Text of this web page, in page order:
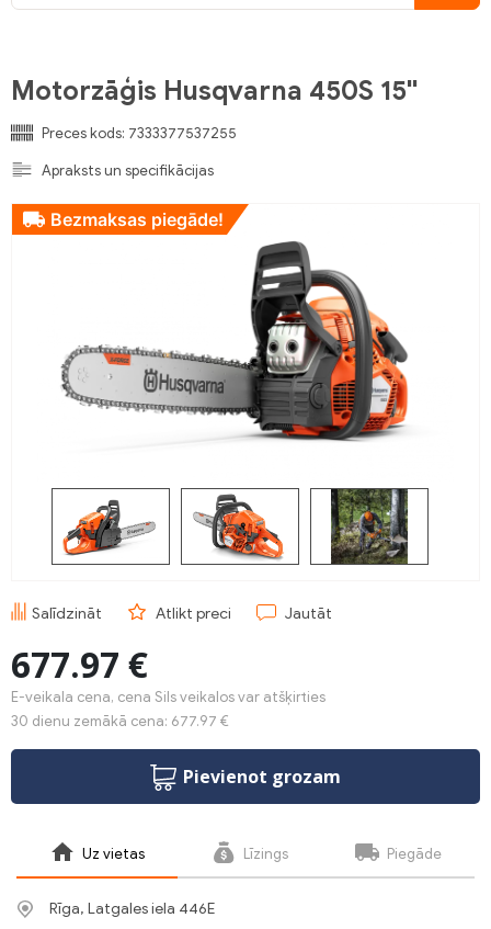
Motorzāģis Husqvarna 450S 15''
Preces kods: 7333377537255
Apraksts un specifikācijas
Bezmaksas piegāde!
Salīdzināt Atlikt preci Jautāt
677.97 €
E-veikala cena, cena Sils veikalos var atšķirties
30 dienu zemākā cena: 677.97 €
Pievienot grozam
Uz vietas Līzings Piegāde
Rīga, Latgales iela 446E